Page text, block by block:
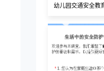
幼儿园交通安全教